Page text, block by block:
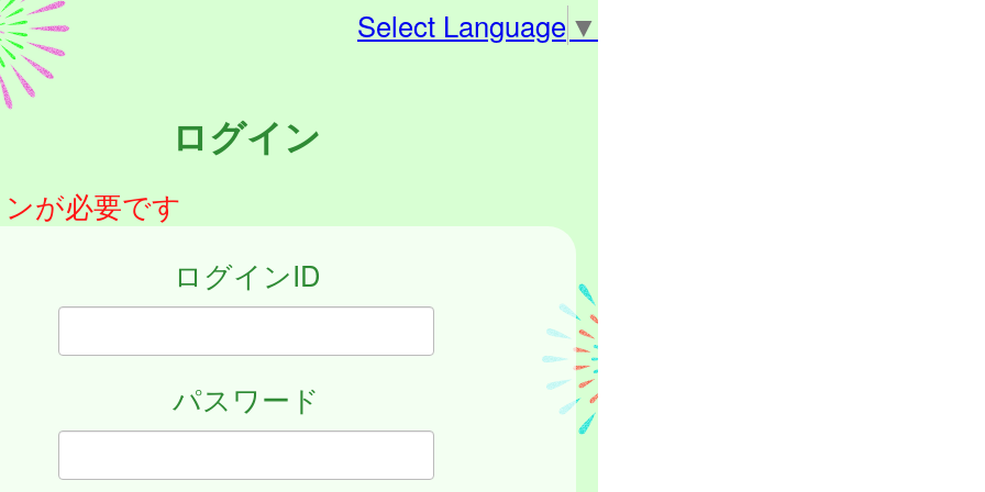
Select Language ▼
ログイン
が必要です
ログインID
パスワード